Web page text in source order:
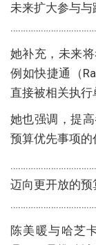
未来扩大参与
她补充，未来
例如快捷通（
直接被相关执行
她也强调，提
预算优先事项的
迈向更开放的
陈美暖与哈芝